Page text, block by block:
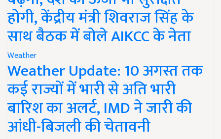
होगी, केंद्रीय मंत्री शिवराज सिंह के
साथ बैठक में बोले AIKCC के नेता
Weather
Weather Update: 10 अगस्त तक
कई राज्यों में भारी से अति भारी
बारिश का अलर्ट, IMD ने जारी की
आंधी-बिजली की चेतावनी